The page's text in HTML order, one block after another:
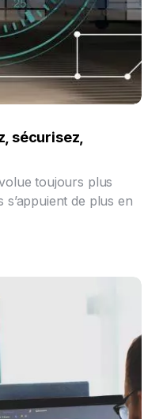
sécurisez,
toujours plus
de plus en